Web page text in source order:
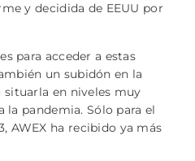
y decidida de EEUU por
para acceder a estas
un subidón en la
situarla en niveles muy
la pandemia. Sólo para el
AWEX ha recibido ya más